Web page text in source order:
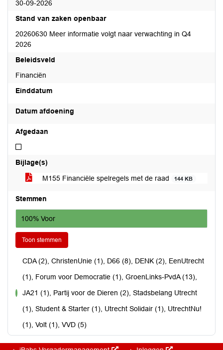
30-09-2026
Stand van zaken openbaar
20260630 Meer informatie volgt naar verwachting in Q4
2026
Beleidsveld
Financiën
Einddatum
Datum afdoening
Afgedaan
Niet afgedaan
Bijlage(s)
M155 Financiële spelregels met de raad
144 KB
Stemmen
100% Voor
Toon stemmen
CDA (2), ChristenUnie (1), D66 (8), DENK (2), EenUtrecht
(1), Forum voor Democratie (1), GroenLinks-PvdA (13),
JA21 (1), Partij voor de Dieren (2), Stadsbelang Utrecht
(1), Student & Starter (1), Utrecht Solidair (1), UtrechtNu!
(1), Volt (1), VVD (5)